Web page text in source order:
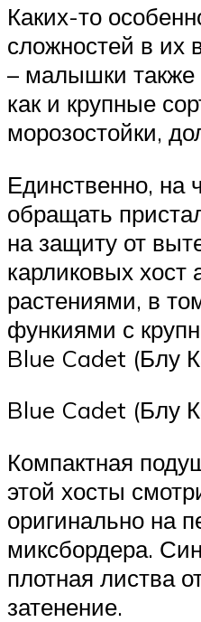
Каких-то
сложностей в их
– малышки также
как и крупные
морозостойки,
Единственно, на
обращать
на защиту от
карликовых хост
растениями, в
функиями с
Blue Cadet (Блу
Blue Cadet (Блу
Компактная
этой хосты
оригинально на
миксбордера.
плотная листва
затенение.